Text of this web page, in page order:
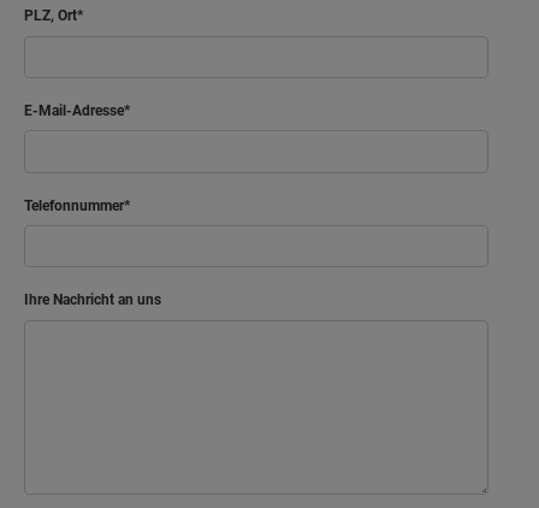
PLZ, Ort
E-Mail-Adresse
Telefonnummer
Ihre Nachricht an uns